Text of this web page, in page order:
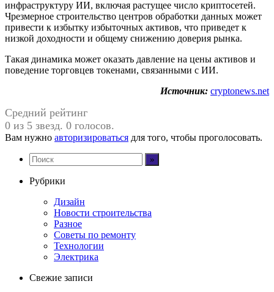
инфраструктуру ИИ, включая растущее число криптосетей.
Чрезмерное строительство центров обработки данных может
привести к избытку избыточных активов, что приведет к
низкой доходности и общему снижению доверия рынка.
Такая динамика может оказать давление на цены активов и
поведение торговцев токенами, связанными с ИИ.
Источник: cryptonews.net
Средний рейтинг
0 из 5 звезд. 0 голосов.
Вам нужно авторизироваться для того, чтобы проголосовать.
Рубрики
Дизайн
Новости строительства
Разное
Советы по ремонту
Технологии
Электрика
Свежие записи